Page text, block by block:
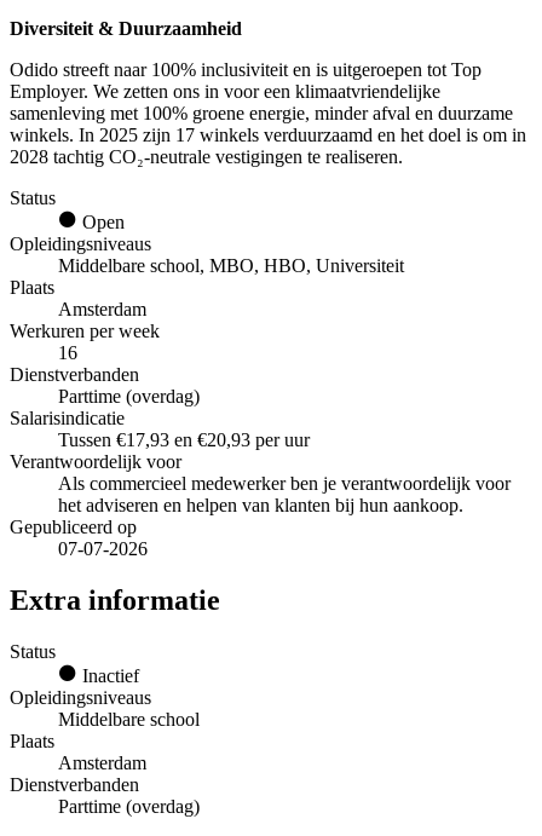
Diversiteit & Duurzaamheid
Odido streeft naar 100% inclusiviteit en is uitgeroepen tot Top
Employer. We zetten ons in voor een klimaatvriendelijke
samenleving met 100% groene energie, minder afval en duurzame
winkels. In 2025 zijn 17 winkels verduurzaamd en het doel is om in
2028 tachtig CO₂-neutrale vestigingen te realiseren.
Status
Open
Opleidingsniveaus
Middelbare school, MBO, HBO, Universiteit
Plaats
Amsterdam
Werkuren per week
16
Dienstverbanden
Parttime (overdag)
Salarisindicatie
Tussen €17,93 en €20,93 per uur
Verantwoordelijk voor
Als commercieel medewerker ben je verantwoordelijk voor
het adviseren en helpen van klanten bij hun aankoop.
Gepubliceerd op
07-07-2026
Extra informatie
Status
Inactief
Opleidingsniveaus
Middelbare school
Plaats
Amsterdam
Dienstverbanden
Parttime (overdag)